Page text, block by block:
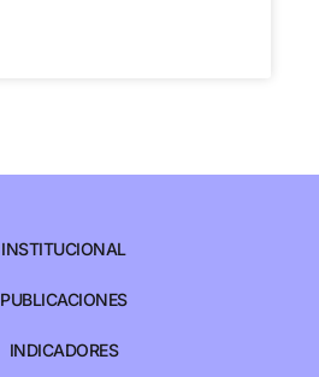
INSTITUCIONAL
PUBLICACIONES
INDICADORES